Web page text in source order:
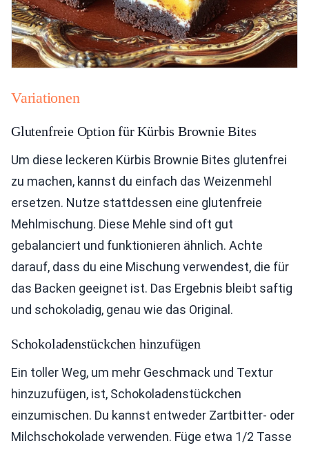
Variationen
Glutenfreie Option für Kürbis Brownie Bites
Um diese leckeren Kürbis Brownie Bites glutenfrei
zu machen, kannst du einfach das Weizenmehl
ersetzen. Nutze stattdessen eine glutenfreie
Mehlmischung. Diese Mehle sind oft gut
gebalanciert und funktionieren ähnlich. Achte
darauf, dass du eine Mischung verwendest, die für
das Backen geeignet ist. Das Ergebnis bleibt saftig
und schokoladig, genau wie das Original.
Schokoladenstückchen hinzufügen
Ein toller Weg, um mehr Geschmack und Textur
hinzuzufügen, ist, Schokoladenstückchen
einzumischen. Du kannst entweder Zartbitter- oder
Milchschokolade verwenden. Füge etwa 1/2 Tasse